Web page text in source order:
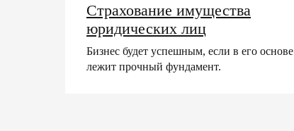
Страхование имущества
юридических лиц
Бизнес будет успешным, если в его основе
лежит прочный фундамент.